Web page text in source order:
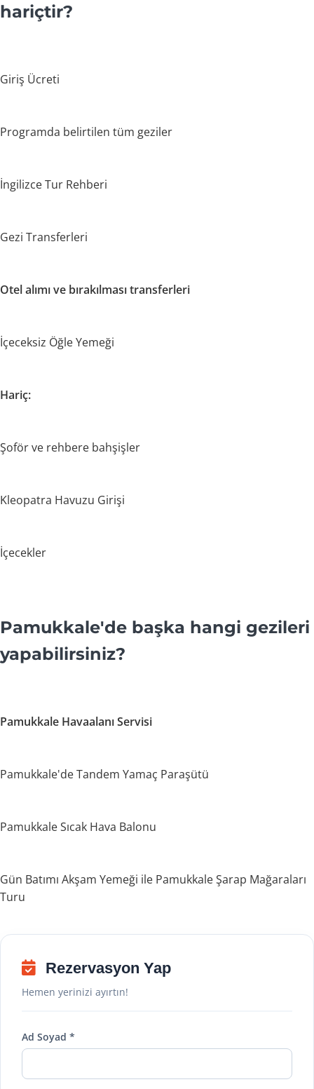
hariçtir?
Giriş Ücreti
Programda belirtilen tüm geziler
İngilizce Tur Rehberi
Gezi Transferleri
Otel alımı ve bırakılması transferleri
İçeceksiz Öğle Yemeği
Hariç:
Şoför ve rehbere bahşişler
Kleopatra Havuzu Girişi
İçecekler
Pamukkale'de başka hangi gezileri
yapabilirsiniz?
Pamukkale Havaalanı Servisi
Pamukkale'de Tandem Yamaç Paraşütü
Pamukkale Sıcak Hava Balonu
Gün Batımı Akşam Yemeği ile Pamukkale Şarap Mağaraları
Turu
Rezervasyon Yap
Hemen yerinizi ayırtın!
Ad Soyad *